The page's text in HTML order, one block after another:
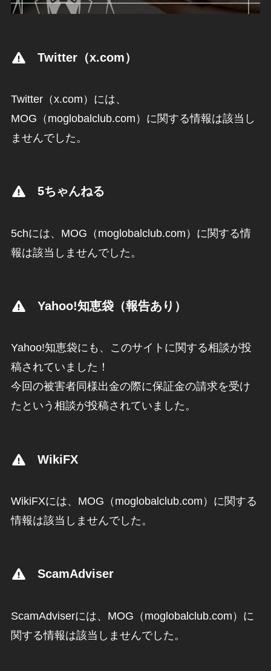
Twitter（x.com）
Twitter（x.com）には、
MOG（moglobalclub.com）に関する情報は該当し
ませんでした。
5ちゃんねる
5chには、MOG（moglobalclub.com）に関する情
報は該当しませんでした。
Yahoo!知恵袋（報告あり）
Yahoo!知恵袋にも、このサイトに関する相談が投
稿されていました！
今回の被害者同様出金の際に保証金の請求を受け
たという相談が投稿されていました。
WikiFX
WikiFXには、MOG（moglobalclub.com）に関する
情報は該当しませんでした。
ScamAdviser
ScamAdviserには、MOG（moglobalclub.com）に
関する情報は該当しませんでした。